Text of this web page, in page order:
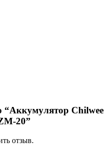
“Аккумулятор Chilwee
20”
отзыв.